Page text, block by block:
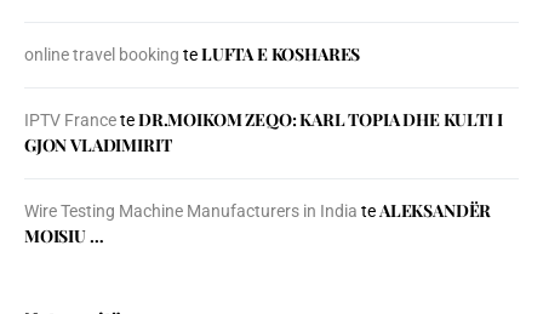
online travel booking teLUFTA E KOSHARES
IPTV FranceteDR.MOIKOM ZEQO: KARL TOPIA DHE KULTI I
GJON VLADIMIRIT
Wire Testing Machine Manufacturers in India teALEKSANDËR
MOISIU …